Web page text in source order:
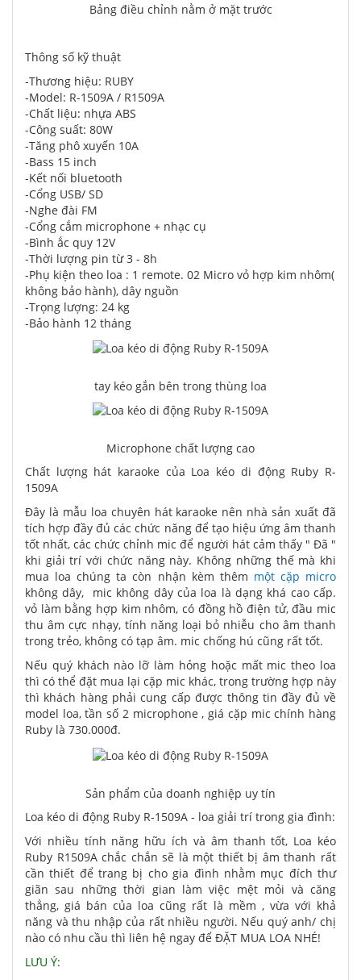
Bảng điều chỉnh nằm ở mặt trước
Thông số kỹ thuật
-Thương hiệu: RUBY
-Model: R-1509A / R1509A
-Chất liệu: nhựa ABS
-Công suất: 80W
-Tăng phô xuyến 10A
-Bass 15 inch
-Kết nối bluetooth
-Cổng USB/ SD
-Nghe đài FM
-Cổng cắm microphone + nhạc cụ
-Bình ắc quy 12V
-Thời lượng pin từ 3 - 8h
-Phụ kiện theo loa : 1 remote. 02 Micro vỏ hợp kim nhôm(
không bảo hành), dây nguồn
-Trọng lượng: 24 kg
-Bảo hành 12 tháng
tay kéo gắn bên trong thùng loa
Microphone chất lượng cao
Chất lượng hát karaoke của Loa kéo di động Ruby R-
1509A
Đây là mẫu loa chuyên hát karaoke nên nhà sản xuất đã
tích hợp đầy đủ các chức năng để tạo hiệu ứng âm thanh
tốt nhất, các chức chỉnh mic để người hát cảm thấy " Đã "
khi giải trí với chức năng này. Không những thế mà khi
mua loa chúng ta còn nhận kèm thêm một cặp micro
không dây, mic không dây của loa là dạng khá cao cấp.
vỏ làm bằng hợp kim nhôm, có đồng hồ điện tử, đầu mic
thu âm cực nhạy, tính năng loại bỏ nhiễu cho âm thanh
trong trẻo, không có tạp âm. mic chống hú cũng rất tốt.
Nếu quý khách nào lỡ làm hỏng hoặc mất mic theo loa
thì có thể đặt mua lại cặp mic khác, trong trường hợp này
thì khách hàng phải cung cấp được thông tin đầy đủ về
model loa, tần số 2 microphone , giá cặp mic chính hàng
Ruby là 730.000đ.
Sản phẩm của doanh nghiệp uy tín
Loa kéo di động Ruby R-1509A - loa giải trí trong gia đình:
Với nhiều tính năng hữu ích và âm thanh tốt, Loa kéo
Ruby R1509A chắc chắn sẽ là một thiết bị âm thanh rất
cần thiết để trang bị cho gia đình nhằm mục đích thư
giãn sau những thời gian làm việc mệt mỏi và căng
thẳng, giá bán của loa cũng rất là mềm , vừa với khả
năng và thu nhập của rất nhiều người. Nếu quý anh/ chị
nào có nhu cầu thì liên hệ ngay để ĐẶT MUA LOA NHÉ!
LƯU Ý: